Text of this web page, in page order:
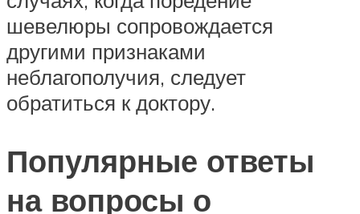
шевелюры сопровождается
другими признаками
неблагополучия, следует
обратиться к доктору.
Популярные ответы
на вопросы о